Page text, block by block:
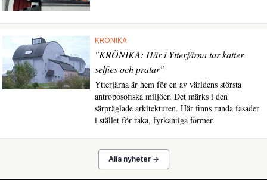
KRÖNIKA
"KRÖNIKA: Här i Ytterjärna tar katter
selfies och pratar"
Ytterjärna är hem för en av världens största
antroposofiska miljöer. Det märks i den
särpräglade arkitekturen. Här finns runda fasader
i stället för raka, fyrkantiga former.
Alla nyheter →